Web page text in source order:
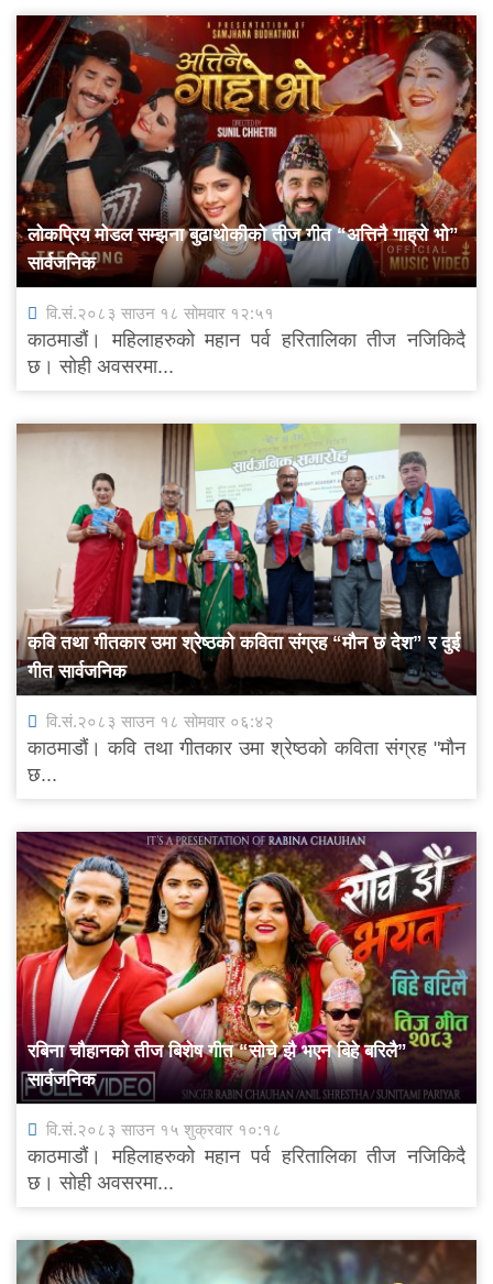
लोकप्रिय मोडल सम्झना बुढाथोकीको तीज गीत “अत्तिनै गाह्रो भो”
सार्वजनिक
वि.सं.२०८३ साउन १८ सोमवार १२:५१
काठमाडौं। महिलाहरुको महान पर्व हरितालिका तीज नजिकिदै
छ। सोही अवसरमा...
कवि तथा गीतकार उमा श्रेष्ठको कविता संग्रह “मौन छ देश” र दुई
गीत सार्वजनिक
वि.सं.२०८३ साउन १८ सोमवार ०६:४२
काठमाडौं। कवि तथा गीतकार उमा श्रेष्ठको कविता संग्रह "मौन
छ...
रबिना चौहानको तीज बिशेष गीत “सोचे झै भएन बिहे बरिलै”
सार्वजनिक
वि.सं.२०८३ साउन १५ शुक्रवार १०:१८
काठमाडौं। महिलाहरुको महान पर्व हरितालिका तीज नजिकिदै
छ। सोही अवसरमा...